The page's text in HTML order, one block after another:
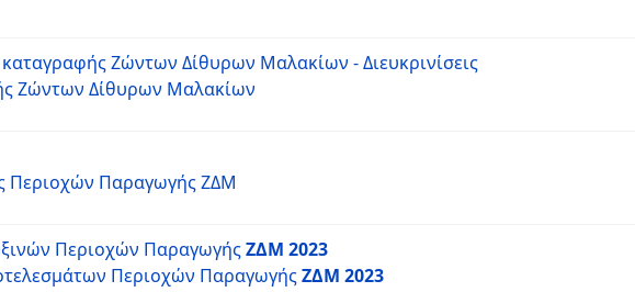
Ζώντων Δίθυρων Μαλακίων - Διευκρινίσεις
Ζώντων Δίθυρων Μαλακίων
Περιοχών Παραγωγής ΖΔΜ
Περιοχών ΠαραγωγήςΖΔΜ 2023
Περιοχών ΠαραγωγήςΖΔΜ 2023